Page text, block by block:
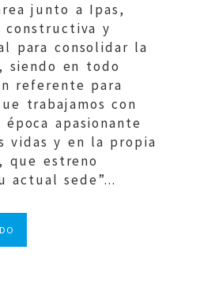
junto a Ipas,
constructiva y
para consolidar la
siendo en todo
referente para
trabajamos con
apasionante
vidas y en la propia
que estreno
actual sede”...